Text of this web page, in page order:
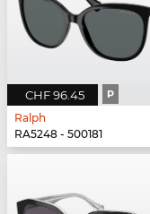
CHF 96.45 P
Ralph
RA5248 - 500181